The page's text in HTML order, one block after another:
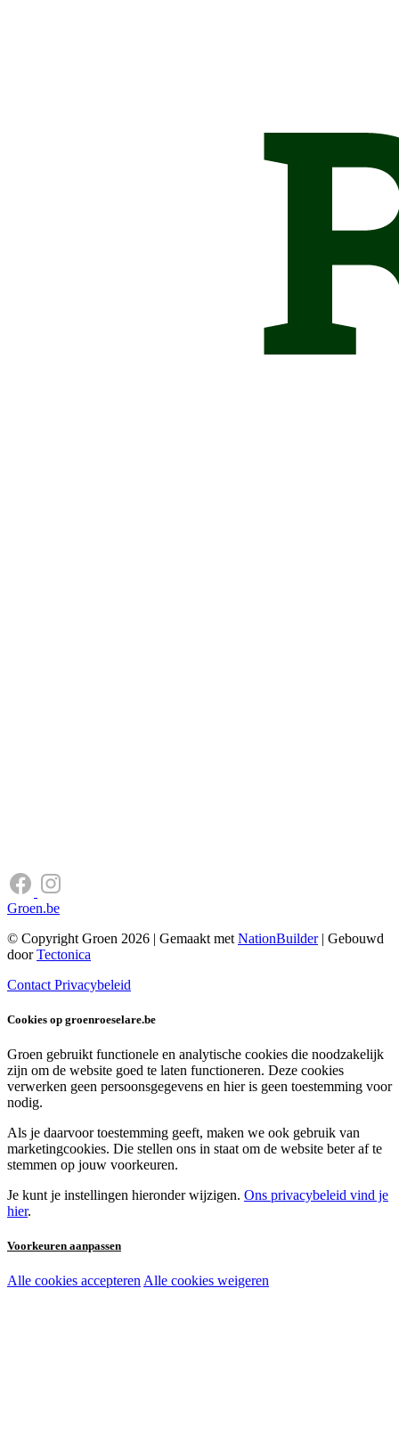
Groen.be
© Copyright Groen 2026 | Gemaakt met NationBuilder| Gebouwd
doorTectonica
Contact Privacybeleid
Cookies op groenroeselare.be
Groen gebruikt functionele en analytische cookies die noodzakelijk
zijn om de website goed te laten functioneren. Deze cookies
verwerken geen persoonsgegevens en hier is geen toestemming voor
nodig.
Als je daarvoor toestemming geeft, maken we ook gebruik van
marketingcookies. Die stellen ons in staat om de website beter af te
stemmen op jouw voorkeuren.
Je kunt je instellingen hieronder wijzigen. Ons privacybeleid vind je
hier.
Voorkeuren aanpassen
Noodzakelijke cookies:
Alle cookies accepteren Alle cookies weigeren